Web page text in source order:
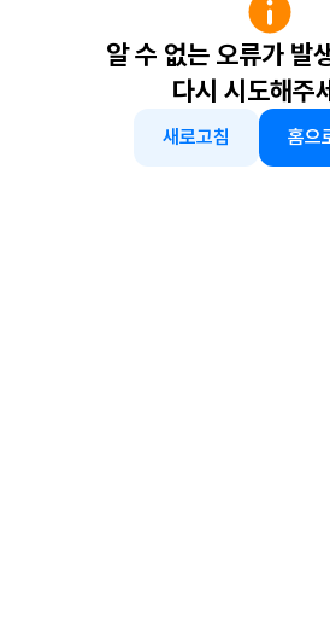
알 수 없는 오류가 발
다시 시도해주
새로고침 홈으